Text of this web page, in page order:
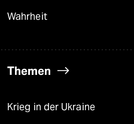
Wahrheit
Themen
Krieg in der Ukraine